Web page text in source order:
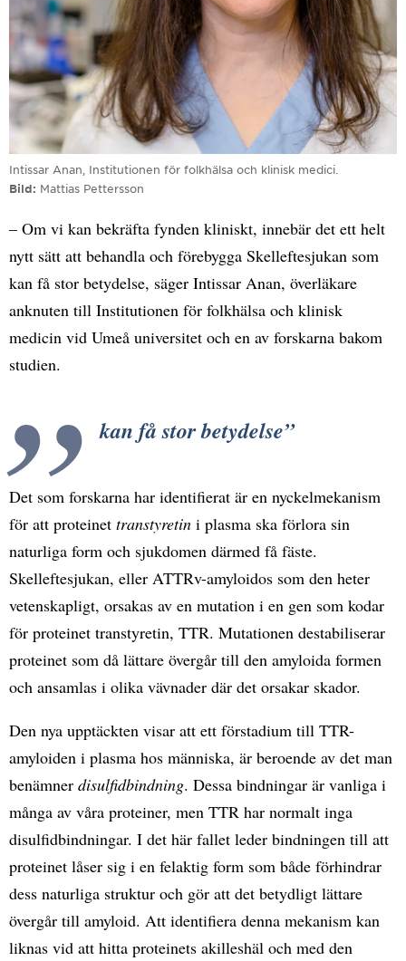
Intissar Anan, Institutionen för folkhälsa och klinisk medici.
Bild
Mattias Pettersson
– Om vi kan bekräfta fynden kliniskt, innebär det ett helt
nytt sätt att behandla och förebygga Skelleftesjukan som
kan få stor betydelse, säger Intissar Anan, överläkare
anknuten till Institutionen för folkhälsa och klinisk
medicin vid Umeå universitet och en av forskarna bakom
studien.
kan få stor betydelse
Det som forskarna har identifierat är en nyckelmekanism
för att proteinet transtyretin i plasma ska förlora sin
naturliga form och sjukdomen därmed få fäste.
Skelleftesjukan, eller ATTRv-amyloidos som den heter
vetenskapligt, orsakas av en mutation i en gen som kodar
för proteinet transtyretin, TTR. Mutationen destabiliserar
proteinet som då lättare övergår till den amyloida formen
och ansamlas i olika vävnader där det orsakar skador.
Den nya upptäckten visar att ett förstadium till TTR-
amyloiden i plasma hos människa, är beroende av det man
benämner disulfidbindning. Dessa bindningar är vanliga i
många av våra proteiner, men TTR har normalt inga
disulfidbindningar. I det här fallet leder bindningen till att
proteinet låser sig i en felaktig form som både förhindrar
dess naturliga struktur och gör att det betydligt lättare
övergår till amyloid. Att identifiera denna mekanism kan
liknas vid att hitta proteinets akilleshäl och med den